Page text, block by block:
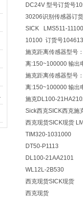
DC24V 型号订货号
30206识别传感器订
SICK LMS511-
10100 订货号
施克距离传感器型号
离:150~100000 输出
施克距离传感器型号
离:150~100000 输出
施克DL100-
Sick西克SICK西克施
西克现货SICK现货
TIM320-1031000
DT50-P1113
DL100-21AA2101
WL12L-2B530
西克现货SICK现货
西克现货